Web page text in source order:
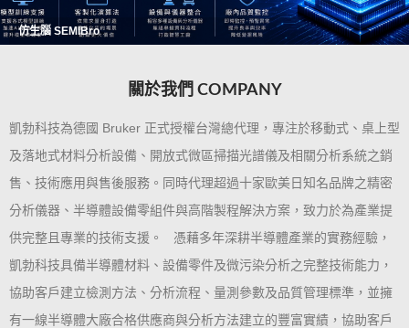
仿生腦 SEMIBro
關於我們 COMPANY
凱勃科技為德國 Bruker 正式授權台灣總代理，專注於移動式、桌上型
及落地式材料分析設備、開放式微區掃描光譜儀及相關分析系統之銷
售、技術應用與售後服務。同時代理超過十家歐美日知名品牌之精密
分析儀器、半導體設備零組件與高階製程解決方案，致力於為產業提
供完整且專業的技術支援。 憑藉多年深耕半導體產業的實務經驗，
凱勃科技具備半導體材料、設備零件及微污染分析之完整技術能力，
協助客戶建立檢測方法、分析流程、量測參數及品質管理標準，並擁
有一線半導體大廠合格供應商與分析方法建立的豐富實績，協助客戶